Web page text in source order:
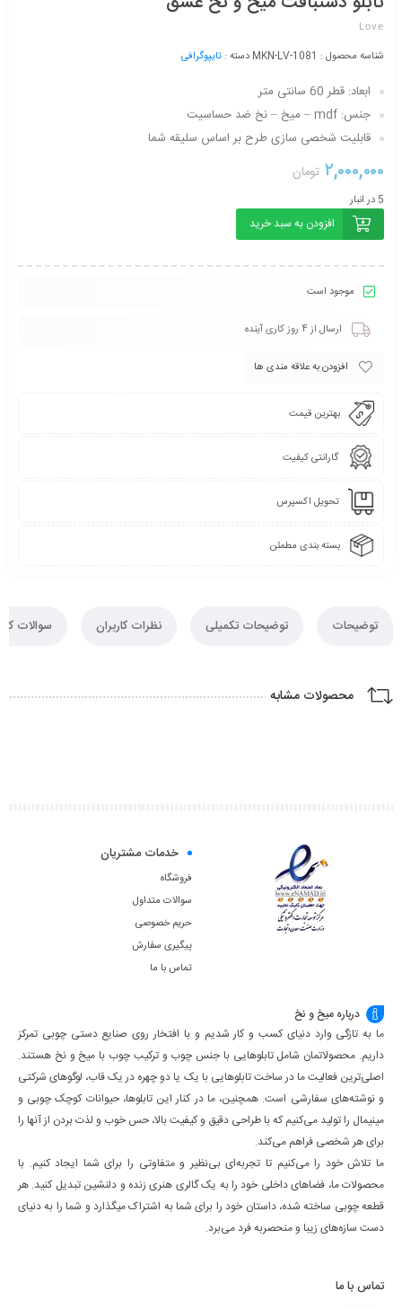
Love
شناسه محصول : MKN-LV-1081 دسته : تایپوگرافی
ابعاد: قطر 60 سانتی متر
جنس: mdf – میخ – نخ ضد حساسیت
قابلیت شخصی سازی طرح بر اساس سلیقه شما
۲,۰۰۰,۰۰۰ تومان
5 در انبار
افزودن به سبد خرید
موجود است
ارسال از 4 روز کاری آینده
افزودن به علاقه مندی ها
بهترین قیمت
گارانتی کیفیت
تحویل اکسپرس
بسته بندی مطمئن
توضیحات توضیحات تکمیلی نظرات کاربران سوالات
محصولات مشابه
خدمات مشتریان
فروشگاه
سوالات متداول
حریم خصوصی
پیگیری سفارش
تماس با ما
درباره میخ و نخ
ما به تازگی وارد دنیای کسب و کار شدیم و با افتخار روی صنایع دستی چوبی تمرکز
داریم. محصولاتمان شامل تابلوهایی با جنس چوب و ترکیب چوب با میخ و نخ هستند.
اصلی‌ترین فعالیت ما در ساخت تابلوهایی با یک یا دو چهره در یک قاب، لوگوهای شرکتی
و نوشته‌های سفارشی است. همچنین، ما در کنار این تابلوها، حیوانات کوچک چوبی و
مینیمال را تولید می‌کنیم که با طراحی دقیق و کیفیت بالا، حس خوب و لذت بردن از آنها را
برای هر شخصی فراهم می‌کند.
ما تلاش خود را می‌کنیم تا تجربه‌ای بی‌نظیر و متفاوتی را برای شما ایجاد کنیم. با
محصولات ما، فضاهای داخلی خود را به یک گالری هنری زنده و دلنشین تبدیل کنید. هر
قطعه چوبی ساخته شده، داستان خود را برای شما به اشتراک میگذارد و شما را به دنیای
دست سازه‌های زیبا و منحصربه فرد می‌برد.
تماس با ما